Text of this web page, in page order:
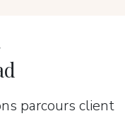
parcours client